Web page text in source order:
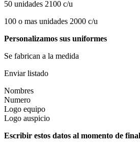
50 unidades 2100 c/u
100 o mas unidades 2000 c/u
Personalizamos sus uniformes
Se fabrican a la medida
Enviar listado
Nombres
Numero
Logo equipo
Logo auspicio
Escribir estos datos al momento de